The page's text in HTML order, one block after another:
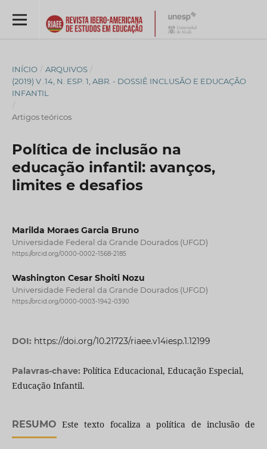
INÍCIO / ARQUIVOS /
(2019) V .14, N. ESP. 1, ABR. - DOSSIÊ INCLUSÃO E EDUCAÇÃO
INFANTIL
/
Artigos teóricos
Política de inclusão na
educação infantil: avanços,
limites e desafios
Marilda Moraes Garcia Bruno
Universidade Federal da Grande Dourados (UFGD)
https://orcid.org/0000-0002-1568-2185
Washington Cesar Shoiti Nozu
Universidade Federal da Grande Dourados (UFGD)
https://orcid.org/0000-0003-1942-0390
DOI: https://doi.org/10.21723/riaee.v14iesp.1.12199
Palavras-chave: Política Educacional, Educação Especial,
Educação Infantil.
RESUMO Este texto focaliza a política de inclusão de